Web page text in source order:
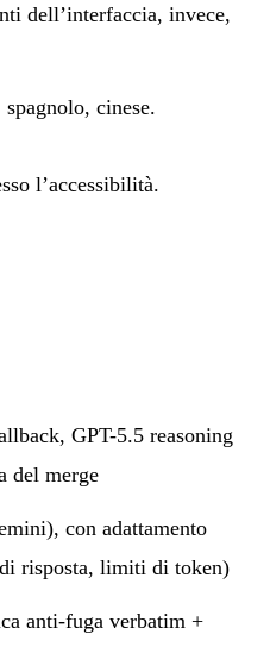
dell’interfaccia, invece,
spagnolo, cinese.
l’accessibilità.
GPT-5.5 reasoning
del merge
con adattamento
risposta, limiti di token)
anti-fuga verbatim +